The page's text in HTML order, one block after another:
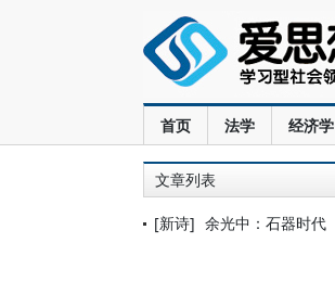
首页 法学 经济学
文章列表
[新诗] 余光中：石器时代